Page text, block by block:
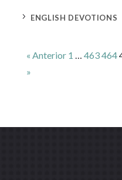
5 ENGLISH DEVOTIONS
« Anterior 1 … 463464
»